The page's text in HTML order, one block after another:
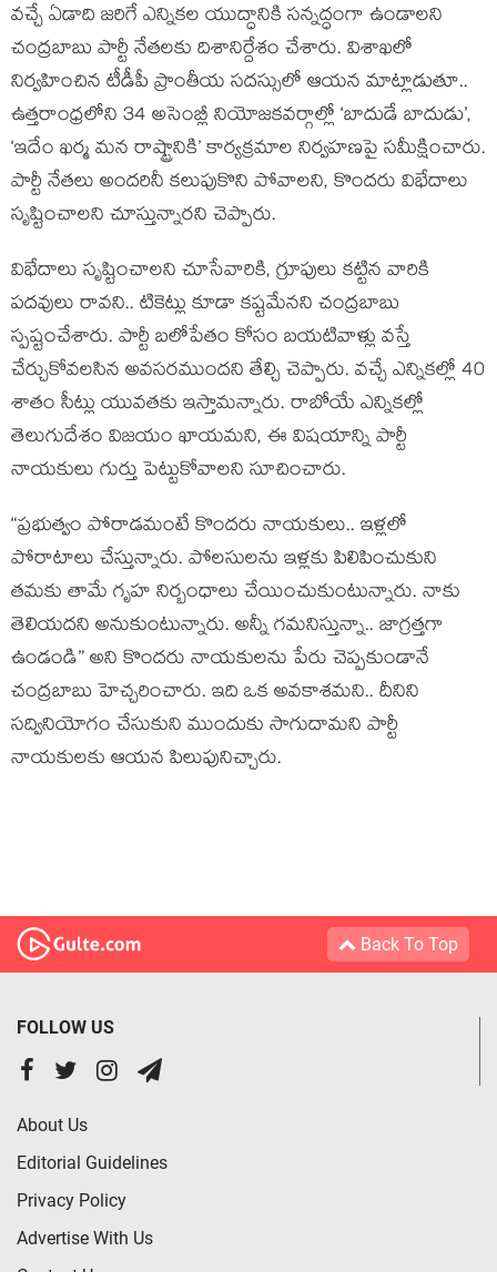
వచ్చే ఏడాది జరిగే ఎన్నికల యుద్ధానికి సన్నద్ధంగా ఉండాలని
చంద్ర‌బాబు పార్టీ నేత‌ల‌కు దిశానిర్దేశం చేశారు. విశాఖ‌లో
నిర్వహించిన టీడీపీ ప్రాంతీయ సదస్సులో ఆయన మాట్లాడుతూ..
ఉత్తరాంధ్రలోని 34 అసెంబ్లీ నియోజకవర్గాల్లో ‘బాదుడే బాదుడు’,
‘ఇదేం ఖర్మ మన రాష్ట్రానికి’ కార్యక్రమాల నిర్వహణపై సమీక్షించారు.
పార్టీ నేతలు అందరినీ కలుపుకొని పోవాలని, కొందరు విభేదాలు
సృష్టించాలని చూస్తున్నారని చెప్పారు.
విభేదాలు సృష్టించాల‌ని చూసేవారికి, గ్రూపులు కట్టిన వారికి
పదవులు రావని.. టికెట్లు కూడా క‌ష్ట‌మేన‌ని చంద్ర‌బాబు
స్పష్టంచేశారు. పార్టీ బలోపేతం కోసం బయటివాళ్లు వస్తే
చేర్చుకోవలసిన అవసరముందని తేల్చి చెప్పారు. వచ్చే ఎన్నికల్లో 40
శాతం సీట్లు యువతకు ఇస్తామన్నారు. రాబోయే ఎన్నికల్లో
తెలుగుదేశం విజయం ఖాయమని, ఈ విష‌యాన్ని పార్టీ
నాయ‌కులు గుర్తు పెట్టుకోవాల‌ని సూచించారు.
“ప్ర‌భుత్వం పోరాడ‌మంటే కొంద‌రు నాయ‌కులు.. ఇళ్ల‌లో
పోరాటాలు చేస్తున్నారు. పోలసుల‌ను ఇళ్ల‌కు పిలిపించుకుని
త‌మ‌కు తామే గృహ నిర్బంధాలు చేయించుకుంటున్నారు. నాకు
తెలియ‌దని అనుకుంటున్నారు. అన్నీ గ‌మ‌నిస్తున్నా.. జాగ్ర‌త్త‌గా
ఉండండి” అని కొంద‌రు నాయ‌కుల‌ను పేరు చెప్ప‌కుండానే
చంద్ర‌బాబు హెచ్చ‌రించారు. ఇది ఒక అవ‌కాశమ‌ని.. దీనిని
స‌ద్వినియోగం చేసుకుని ముందుకు సాగుదామ‌ని పార్టీ
నాయ‌కుల‌కు ఆయ‌న పిలుపునిచ్చారు.
Back To Top
FOLLOW US
About Us
Editorial Guidelines
Privacy Policy
Advertise With Us